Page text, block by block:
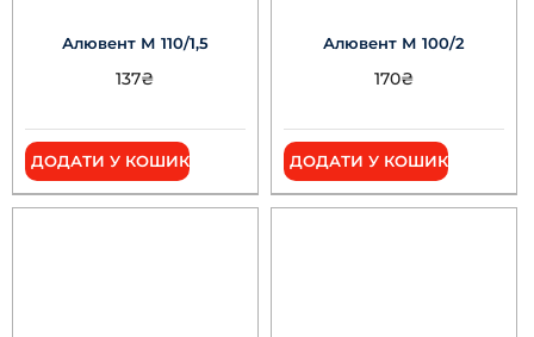
Алювент М 110/1,5
137₴
ДОДАТИ У КОШИК
Алювент М 100/2
170₴
ДОДАТИ У КОШИК